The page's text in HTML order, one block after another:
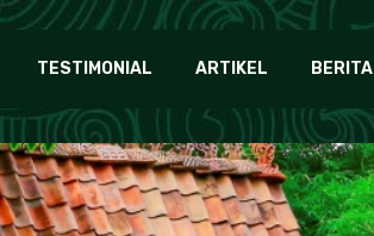
TESTIMONIAL ARTIKEL BERITA